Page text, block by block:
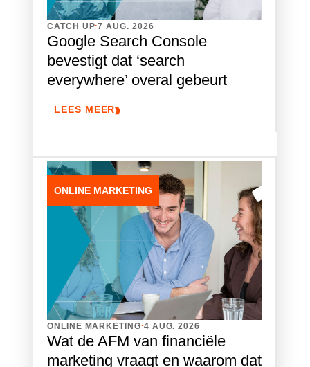
CATCH UP.7 AUG. 2026
Google Search Console
bevestigt dat ‘search
everywhere’ overal gebeurt
LEES MEER
ONLINE MARKETING
ONLINE MARKETING.4 AUG. 2026
Wat de AFM van financiële
marketing vraagt en waarom dat